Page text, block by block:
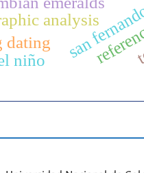
san
analysis
dating
niño